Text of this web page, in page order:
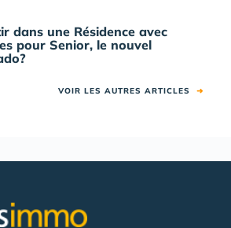
dans une Résidence avec
pour Senior, le nouvel
VOIR LES AUTRES ARTICLES ➜